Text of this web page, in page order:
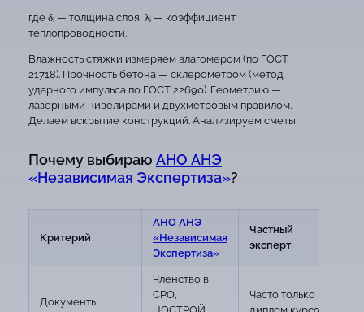
где δᵢ — толщина слоя, λᵢ — коэффициент
теплопроводности.
Влажность стяжки измеряем влагомером (по ГОСТ
21718). Прочность бетона — склерометром (метод
ударного импульса по ГОСТ 22690). Геометрию —
лазерными нивелирами и двухметровым правилом.
Делаем вскрытие конструкций. Анализируем сметы.
Почему выбираю АНО АНЭ
«Независимая Экспертиза»?
Критерий
АНО АНЭ
«Независимая
Экспертиза»
Частный
эксперт
Документы
Членство в
СРО,
Часто только